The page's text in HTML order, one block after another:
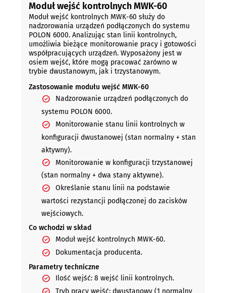
Moduł wejść kontrolnych MWK-60
Moduł wejść kontrolnych MWK-60 służy do
nadzorowania urządzeń podłączonych do systemu
POLON 6000. Analizując stan linii kontrolnych,
umożliwia bieżące monitorowanie pracy i gotowości
współpracujących urządzeń. Wyposażony jest w
osiem wejść, które mogą pracować zarówno w
trybie dwustanowym, jak i trzystanowym.
Zastosowanie modułu wejść MWK-60
Nadzorowanie urządzeń podłączonych do
systemu POLON 6000.
Monitorowanie stanu linii kontrolnych w
konfiguracji dwustanowej (stan normalny + stan
aktywny).
Monitorowanie w konfiguracji trzystanowej
(stan normalny + dwa stany aktywne).
Określanie stanu linii na podstawie
wartości rezystancji podłączonej do zacisków
wejściowych.
Co wchodzi w skład
Moduł wejść kontrolnych MWK-60.
Dokumentacja producenta.
Parametry techniczne
Ilość wejść: 8 wejść linii kontrolnych.
Tryb pracy wejść: dwustanowy (1 normalny